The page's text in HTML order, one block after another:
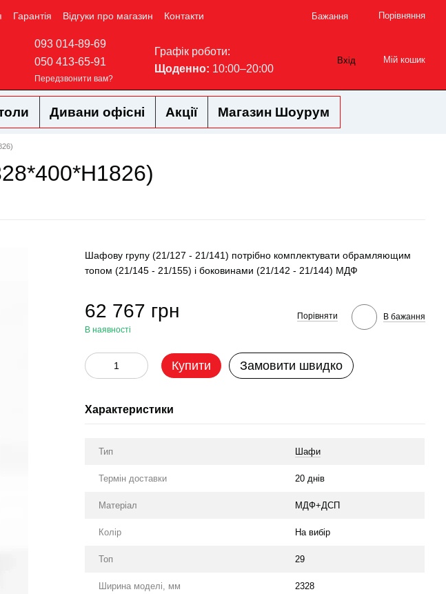
Гарантія Відгуки про магазин Контакти Бажання Порівняння
093 014-89-69
050 413-65-91
Передзвонити вам?
Графік роботи:
Щоденно: 10:00–20:00
Вхід Мій кошик
Дивани офісні Акції Магазин Шоурум
Шафову групу (21/127 - 21/141) потрібно комплектувати обрамляющим
топом (21/145 - 21/155) і боковинами (21/142 - 21/144) МДФ
62 767 грн
В наявності
Порівняти В бажання
Купити Замовити швидко
Характеристики
Тип Шафи
Термін доставки 20 днів
Матеріал МДФ+ДСП
Колір На вибір
Топ 29
Ширина моделі, мм 2328